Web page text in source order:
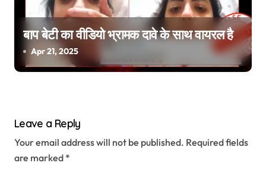
बाप बेटी का वीडियो भ्रामक दावे के साथ वायरल है
Apr 21, 2025
Leave a Reply
Your email address will not be published. Required fields
are marked *